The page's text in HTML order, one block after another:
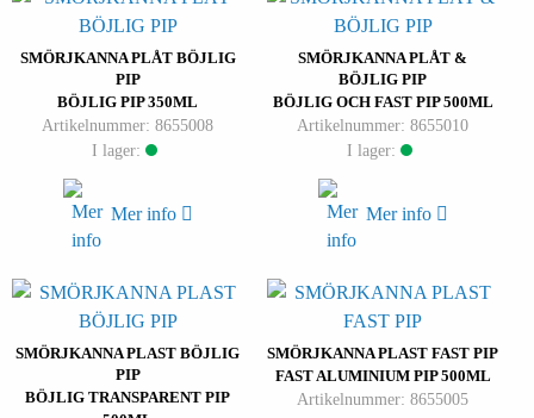
SMÖRJKANNA PLÅT BÖJLIG
PIP
BÖJLIG PIP 350ML
Artikelnummer: 8655008
I lager:
Mer info
SMÖRJKANNA PLÅT &
BÖJLIG PIP
BÖJLIG OCH FAST PIP 500ML
Artikelnummer: 8655010
I lager:
Mer info
SMÖRJKANNA PLAST BÖJLIG
PIP
BÖJLIG TRANSPARENT PIP
SMÖRJKANNA PLAST FAST PIP
FAST ALUMINIUM PIP 500ML
Artikelnummer: 8655005